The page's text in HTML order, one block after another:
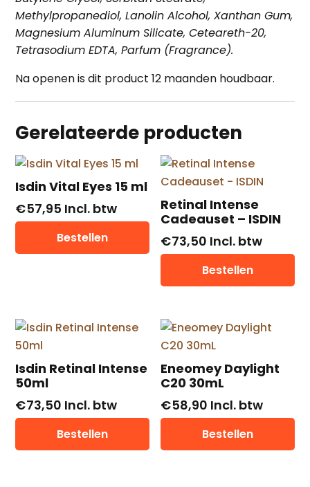
Methylpropanediol, Lanolin Alcohol, Xanthan Gum,
Magnesium Aluminum Silicate, Ceteareth-20,
Tetrasodium EDTA, Parfum (Fragrance).
Na openen is dit product 12 maanden houdbaar.
Gerelateerde producten
Isdin Vital Eyes 15 ml
€57,95 Incl. btw
Bestellen
Retinal Intense
Cadeauset – ISDIN
€73,50 Incl. btw
Bestellen
Isdin Retinal Intense
50ml
€73,50 Incl. btw
Bestellen
Eneomey Daylight
C20 30mL
€58,90 Incl. btw
Bestellen